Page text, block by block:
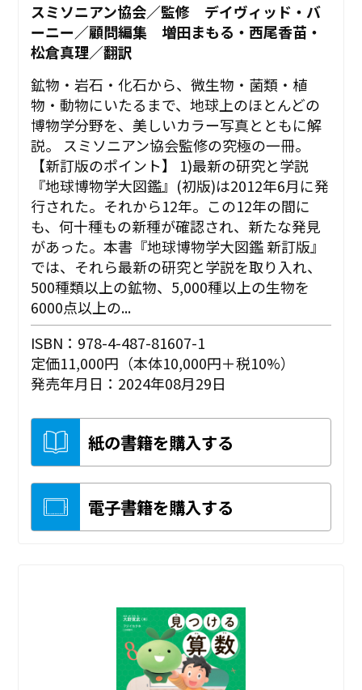
スミソニアン協会／監修 デイヴィッド・バ
ーニー／顧問編集 増田まもる・西尾香苗・
松倉真理／翻訳
鉱物・岩石・化石から、微生物・菌類・植
物・動物にいたるまで、地球上のほとんどの
博物学分野を、美しいカラー写真とともに解
説。 スミソニアン協会監修の究極の一冊。
【新訂版のポイント】 1)最新の研究と学説
『地球博物学大図鑑』(初版)は2012年6月に発
行された。それから12年。この12年の間に
も、何十種もの新種が確認され、新たな発見
があった。本書『地球博物学大図鑑 新訂版』
では、それら最新の研究と学説を取り入れ、
500種類以上の鉱物、5,000種以上の生物を
6000点以上の...
ISBN：978-4-487-81607-1
定価11,000円（本体10,000円＋税10%）
発売年月日：2024年08月29日
紙の書籍を購入する
電子書籍を購入する